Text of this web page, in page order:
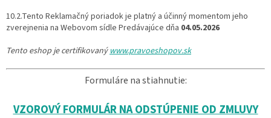
10.2.Tento Reklamačný poriadok je platný a účinný momentom jeho
zverejnenia na Webovom sídle Predávajúce dňa 04.05.2026
Tento eshop je certifikovaný www.pravoeshopov.sk
Formuláre na stiahnutie:
VZOROVÝ FORMULÁR NA ODSTÚPENIE OD ZMLUVY